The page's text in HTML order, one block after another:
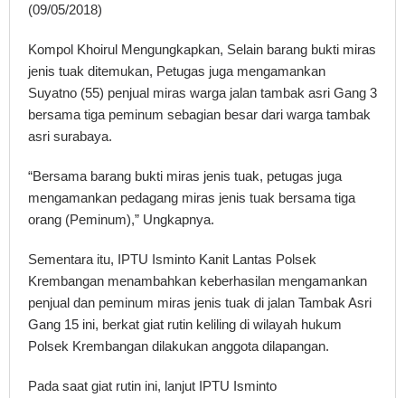
(09/05/2018)
Kompol Khoirul Mengungkapkan, Selain barang bukti miras
jenis tuak ditemukan, Petugas juga mengamankan
Suyatno (55) penjual miras warga jalan tambak asri Gang 3
bersama tiga peminum sebagian besar dari warga tambak
asri surabaya.
“Bersama barang bukti miras jenis tuak, petugas juga
mengamankan pedagang miras jenis tuak bersama tiga
orang (Peminum),” Ungkapnya.
Sementara itu, IPTU Isminto Kanit Lantas Polsek
Krembangan menambahkan keberhasilan mengamankan
penjual dan peminum miras jenis tuak di jalan Tambak Asri
Gang 15 ini, berkat giat rutin keliling di wilayah hukum
Polsek Krembangan dilakukan anggota dilapangan.
Pada saat giat rutin ini, lanjut IPTU Isminto